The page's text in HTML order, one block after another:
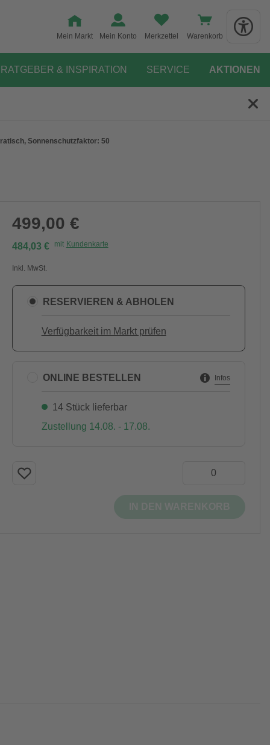
Mein Markt Mein Konto Merkzettel Warenkorb
RATGEBER & INSPIRATION SERVICE AKTIONEN
Sonnenschutzfaktor: 50
499,00 €
484,03 € mit Kundenkarte
Inkl. MwSt.
RESERVIEREN & ABHOLEN
Verfügbarkeit im Markt prüfen
ONLINE BESTELLEN Infos
14 Stück lieferbar
Zustellung 14.08. - 17.08.